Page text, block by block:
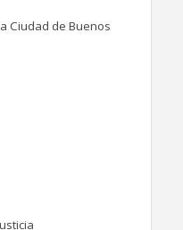
Ciudad de Buenos